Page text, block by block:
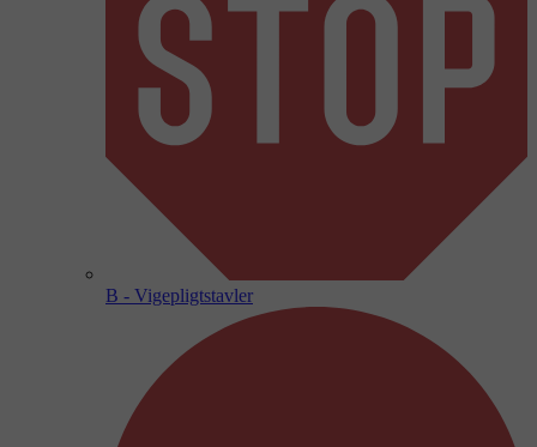
B - Vigepligtstavler